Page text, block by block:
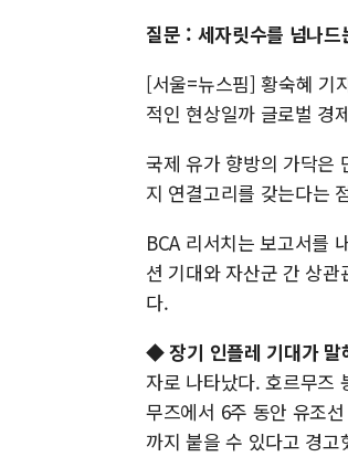
질문 : 세자릿수를 넘나
[서울=뉴스핌] 황숙혜 기
적인 현상일까 글로벌 경
국제 유가 향방의 가닥은
지 연결고리를 갖는다는
BCA 리서치는 보고서를
션 기대와 자산군 간 상
다.
◆장기 인플레 기대가
자로 나타났다. 호르무즈
무즈에서 6주 동안 유조
까지 붙을 수 있다고 경고